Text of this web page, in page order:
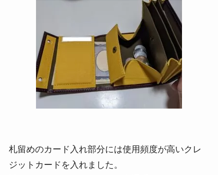
札留めのカード入れ部分には使用頻度が高いクレ
ジットカードを入れました。